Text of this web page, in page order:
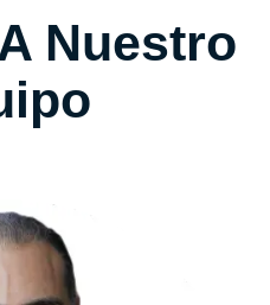
Nuestro